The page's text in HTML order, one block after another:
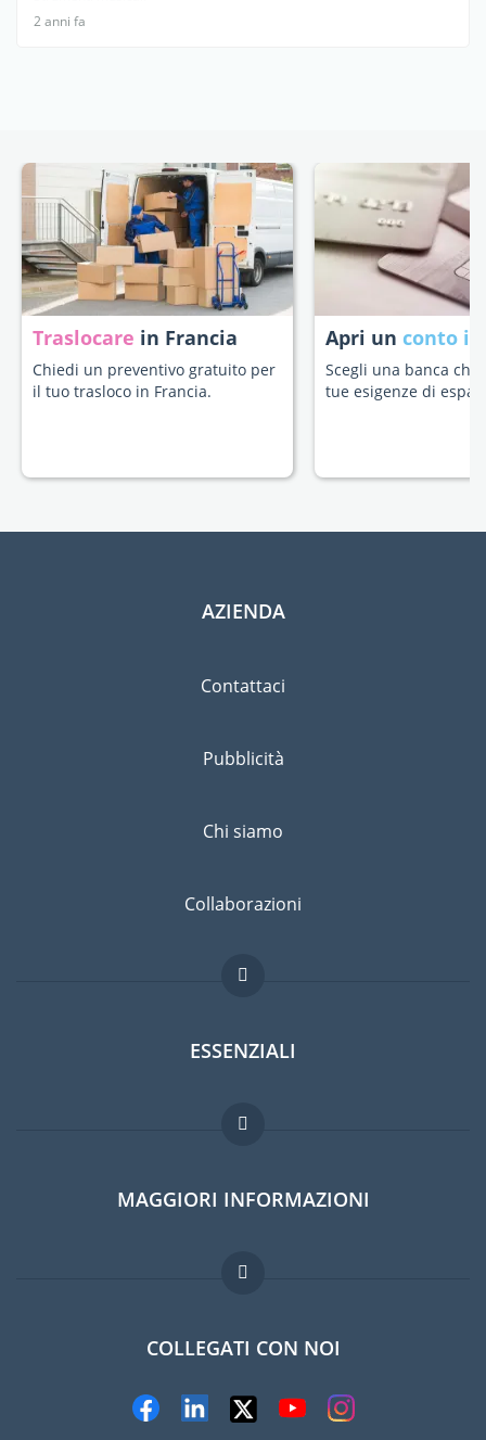
2 anni fa
Traslocare in Francia
Chiedi un preventivo gratuito per
il tuo trasloco in Francia.
Apri un conto
Scegli una banca che
tue esigenze di
AZIENDA
Contattaci
Pubblicità
Chi siamo
Collaborazioni
ESSENZIALI
Forum per expat
Guida per expat
Lavori all'estero
MAGGIORI INFORMAZIONI
Domande frequenti
COLLEGATI CON NOI